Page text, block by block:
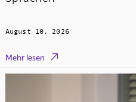
August 10, 2026
Mehr lesen 